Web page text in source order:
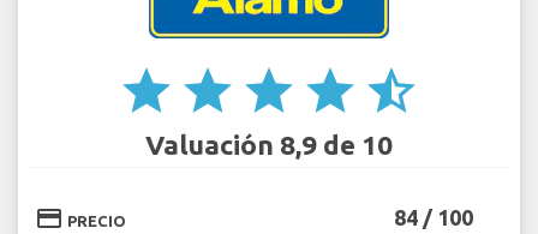
star star star star star_half
Valuación 8,9 de 10
credit_card PRECIO 84 / 100